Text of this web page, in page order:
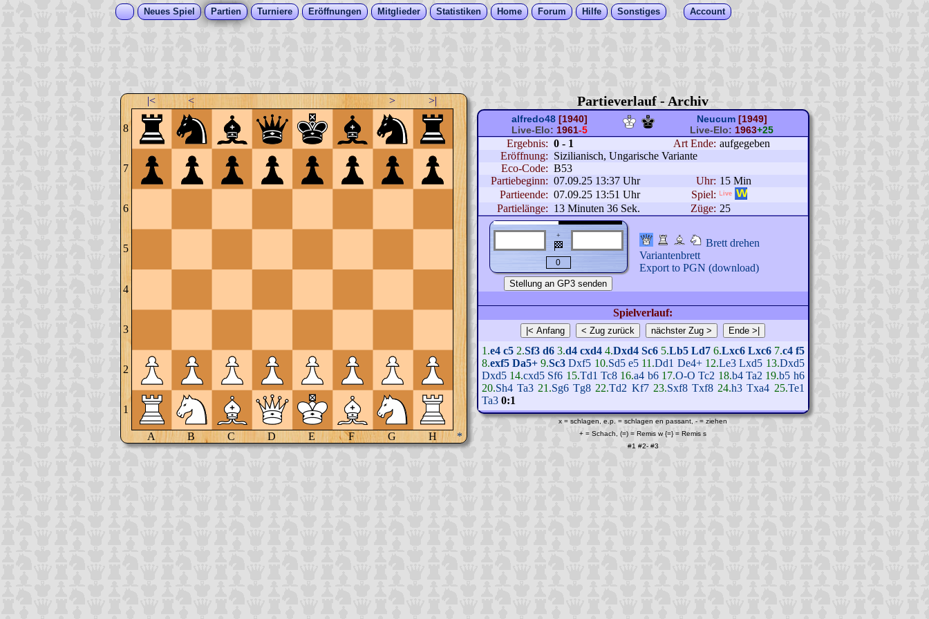
Neues Spiel Partien Turniere Eröffnungen Mitglieder Statistiken Home Forum Hilfe Sonstiges Account
|< < > >|
8
7
6
5
4
3
2
1
A B C D E F G H *
Partieverlauf - Archiv
alfredo48 [1940]
Live-Elo: 1961-5
Neucum [1949]
Live-Elo: 1963+25
Ergebnis: 0 - 1 Art Ende: aufgegeben
Eröffnung: Sizilianisch, Ungarische Variante
Eco-Code: B53
Partiebeginn: 07.09.25 13:37 Uhr Uhr: 15 Min
Partieende: 07.09.25 13:51 Uhr
Spiel:
Partielänge: 13 Minuten 36 Sek. Züge: 25
+
🏁
Brett drehen
Variantenbrett
Export to PGN (download)
Spielverlauf:
1.e4 c5 2.Sf3 d6 3.d4 cxd4 4.Dxd4 Sc6 5.Lb5 Ld7 6.Lxc6 Lxc6 7.c4 f5
8.exf5 Da5+ 9.Sc3 Dxf5 10.Sd5 e5 11.Dd1 De4+ 12.Le3 Lxd5 13.Dxd5
Dxd5 14.cxd5 Sf6 15.Td1 Tc8 16.a4 b6 17.O-O Tc2 18.b4 Ta2 19.b5 h6
20.Sh4 Ta3 21.Sg6 Tg8 22.Td2 Kf7 23.Sxf8 Txf8 24.h3 Txa4 25.Te1
Ta3 0:1
x = schlagen, e.p. = schlagen en passant, - = ziehen
+ = Schach, (=) = Remis w {=} = Remis s
#1 #2-#3